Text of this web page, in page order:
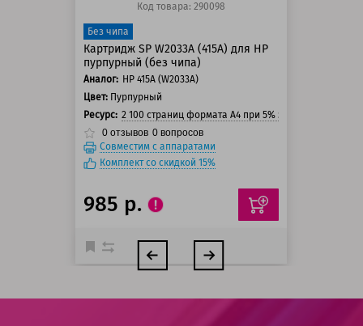
Код товара: 290098
Без чипа
Картридж SP W2033A (415A) для HP
пурпурный (без чипа)
Аналог: HP 415A (W2033A)
Цвет: Пурпурный
Ресурс: 2 100 страниц формата А4 при 5% заполнении
0 отзывов 0 вопросов
Совместим с аппаратами
Комплект со скидкой 15%
985 р.